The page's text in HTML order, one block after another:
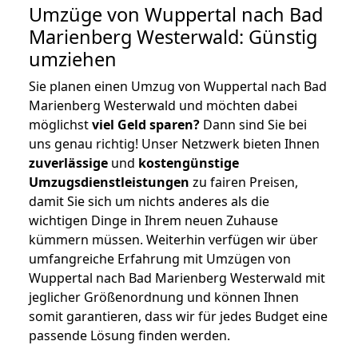
Umzüge von Wuppertal nach Bad
Marienberg Westerwald: Günstig
umziehen
Sie planen einen Umzug von Wuppertal nach Bad
Marienberg Westerwald und möchten dabei
möglichstviel Geld sparen? Dann sind Sie bei
uns genau richtig! Unser Netzwerk bieten Ihnen
zuverlässige und kostengünstige
Umzugsdienstleistungen zu fairen Preisen,
damit Sie sich um nichts anderes als die
wichtigen Dinge in Ihrem neuen Zuhause
kümmern müssen. Weiterhin verfügen wir über
umfangreiche Erfahrung mit Umzügen von
Wuppertal nach Bad Marienberg Westerwald mit
jeglicher Größenordnung und können Ihnen
somit garantieren, dass wir für jedes Budget eine
passende Lösung finden werden.